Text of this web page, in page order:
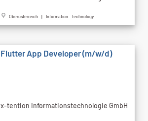
Oberösterreich | Information Technology
Flutter App Developer (m/w/d)
x-tention Informationstechnologie GmbH